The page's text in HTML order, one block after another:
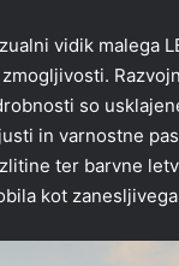
vidik malega
so
in varnostne
ter barvne
kot